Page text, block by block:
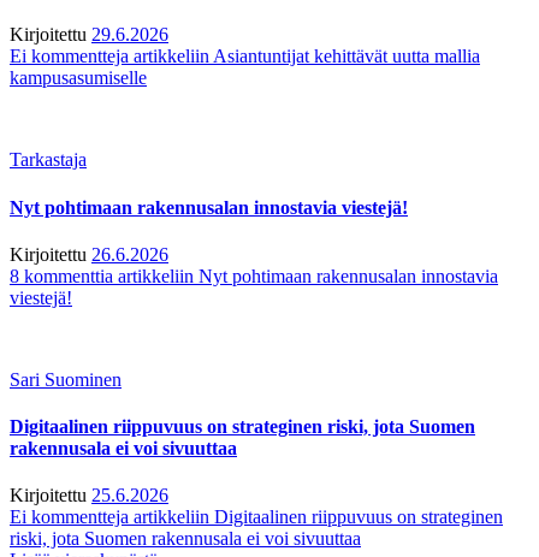
Kirjoitettu 29.6.2026
Ei kommentteja artikkeliin Asiantuntijat kehittävät uutta mallia
kampusasumiselle
Tarkastaja
Nyt pohtimaan rakennusalan innostavia viestejä!
Kirjoitettu 26.6.2026
8 kommenttia artikkeliin Nyt pohtimaan rakennusalan innostavia
viestejä!
Sari Suominen
Digitaalinen riippuvuus on strateginen riski, jota Suomen
rakennusala ei voi sivuuttaa
Kirjoitettu 25.6.2026
Ei kommentteja artikkeliin Digitaalinen riippuvuus on strateginen
riski, jota Suomen rakennusala ei voi sivuuttaa